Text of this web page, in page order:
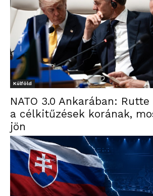
Külföld
NATO 3.0 Ankarában:
a célkitűzések korának,
jön